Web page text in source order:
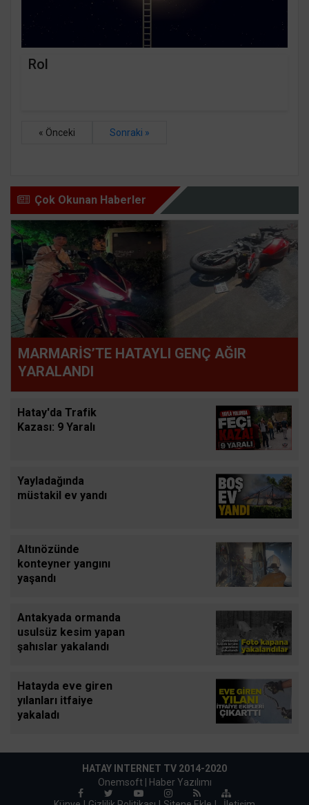
Rol
« Önceki Sonraki »
Çok Okunan Haberler
MARMARİS’TE HATAYLI GENÇ AĞIR
YARALANDI
Hatay'da Trafik
Kazası: 9 Yaralı
Yayladağında
müstakil ev yandı
Altınözünde
konteyner yangını
yaşandı
Antakyada ormanda
usulsüz kesim yapan
şahıslar yakalandı
Hatayda eve giren
yılanları itfaiye
yakaladı
HATAY INTERNET TV 2014-2020
Onemsoft |
Haber Yazılımı